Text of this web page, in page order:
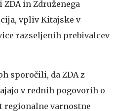
in Združenega
vpliv Kitajske v
razseljenih prebivalcev
sporočili, da ZDA z
v rednih pogovorih o
regionalne varnostne